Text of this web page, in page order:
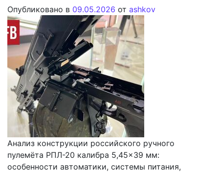
Опубликовано в 09.05.2026 от ashkov
Анализ конструкции российского ручного
пулемёта РПЛ-20 калибра 5,45×39 мм:
особенности автоматики, системы питания,